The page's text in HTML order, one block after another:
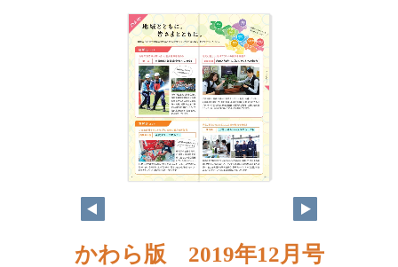
かわら版 2019年12月号